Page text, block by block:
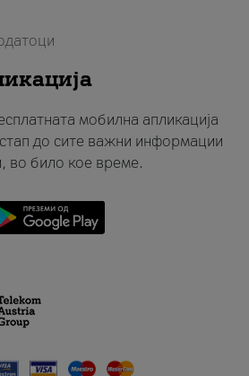
мобилна апликација
до сите важни информации
во било кое време.